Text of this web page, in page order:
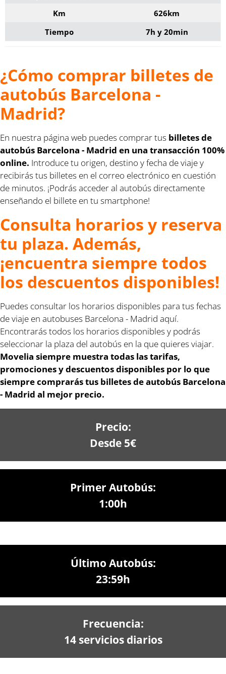
Km
626km
Tiempo
7h y 20min
¿Cómo comprar billetes de
autobús Barcelona -
Madrid?
En nuestra página web puedes comprar tus billetes de
autobús Barcelona - Madrid en una transacción 100%
online. Introduce tu origen, destino y fecha de viaje y
recibirás tus billetes en el correo electrónico en cuestión
de minutos. ¡Podrás acceder al autobús directamente
enseñando el billete en tu smartphone!
Consulta horarios y reserva
tu plaza. Además,
¡encuentra siempre todos
los descuentos disponibles!
Puedes consultar los horarios disponibles para tus fechas
de viaje en autobuses Barcelona - Madrid aquí.
Encontrarás todos los horarios disponibles y podrás
seleccionar la plaza del autobús en la que quieres viajar.
Movelia siempre muestra todas las tarifas,
promociones y descuentos disponibles por lo que
siempre comprarás tus billetes de autobús Barcelona
- Madrid al mejor precio.
Precio:
Desde 5€
Primer Autobús:
1:00h
Último Autobús:
23:59h
Frecuencia:
14 servicios diarios